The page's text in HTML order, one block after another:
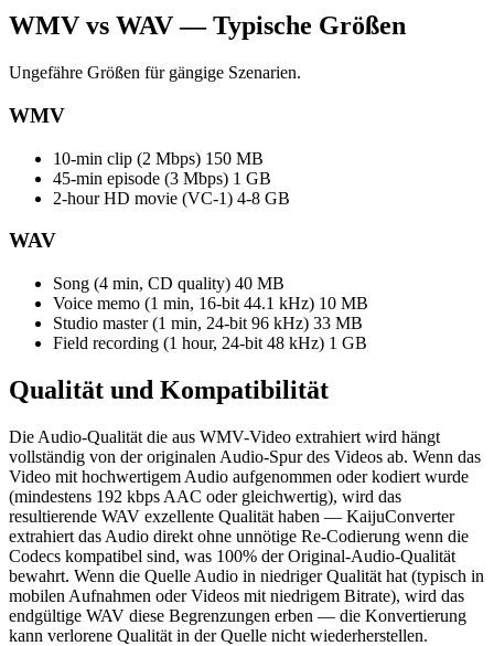
WMV vs WAV — Typische Größen
Ungefähre Größen für gängige Szenarien.
WMV
10-min clip (2 Mbps) 150 MB
45-min episode (3 Mbps) 1 GB
2-hour HD movie (VC-1) 4-8 GB
WAV
Song (4 min, CD quality) 40 MB
Voice memo (1 min, 16-bit 44.1 kHz) 10 MB
Studio master (1 min, 24-bit 96 kHz) 33 MB
Field recording (1 hour, 24-bit 48 kHz) 1 GB
Qualität und Kompatibilität
Die Audio-Qualität die aus WMV-Video extrahiert wird hängt
vollständig von der originalen Audio-Spur des Videos ab. Wenn das
Video mit hochwertigem Audio aufgenommen oder kodiert wurde
(mindestens 192 kbps AAC oder gleichwertig), wird das
resultierende WAV exzellente Qualität haben — KaijuConverter
extrahiert das Audio direkt ohne unnötige Re-Codierung wenn die
Codecs kompatibel sind, was 100% der Original-Audio-Qualität
bewahrt. Wenn die Quelle Audio in niedriger Qualität hat (typisch in
mobilen Aufnahmen oder Videos mit niedrigem Bitrate), wird das
endgültige WAV diese Begrenzungen erben — die Konvertierung
kann verlorene Qualität in der Quelle nicht wiederherstellen.